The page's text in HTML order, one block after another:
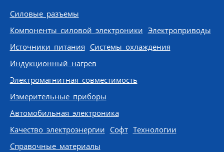
Skip to content
Силовые разъемы
Компоненты силовой электроники Электроприводы
Источники питания Системы охлаждения
Индукционный нагрев
Электромагнитная совместимость
Измерительные приборы
Автомобильная электроника
Качество электроэнергии Софт Технологии
Справочные материалы